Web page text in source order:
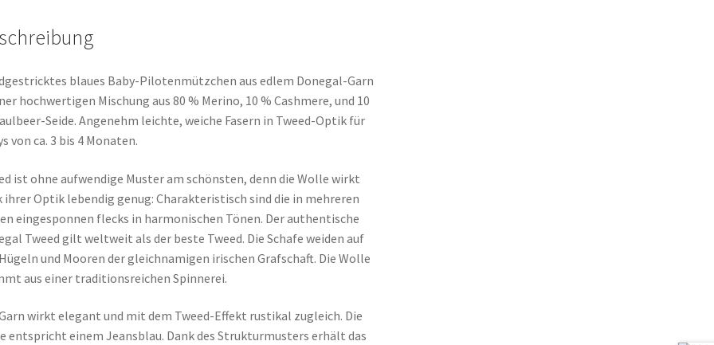
blaues Baby-Pilotenmützchen aus edlem Donegal-Garn
hochwertigen Mischung aus 80 % Merino, 10 % Cashmere, und 10
Seide. Angenehm leichte, weiche Fasern in Tweed-Optik für
von ca. 3 bis 4 Monaten.
ist ohne aufwendige Muster am schönsten, denn die Wolle wirkt
ihrer Optik lebendig genug: Charakteristisch sind die in mehreren
eingesponnen flecks in harmonischen Tönen. Der authentische
Tweed gilt weltweit als der beste Tweed. Die Schafe weiden auf
und Mooren der gleichnamigen irischen Grafschaft. Die Wolle
aus einer traditionsreichen Spinnerei.
wirkt elegant und mit dem Tweed-Effekt rustikal zugleich. Die
entspricht einem Jeansblau. Dank des Strukturmusters erhält das